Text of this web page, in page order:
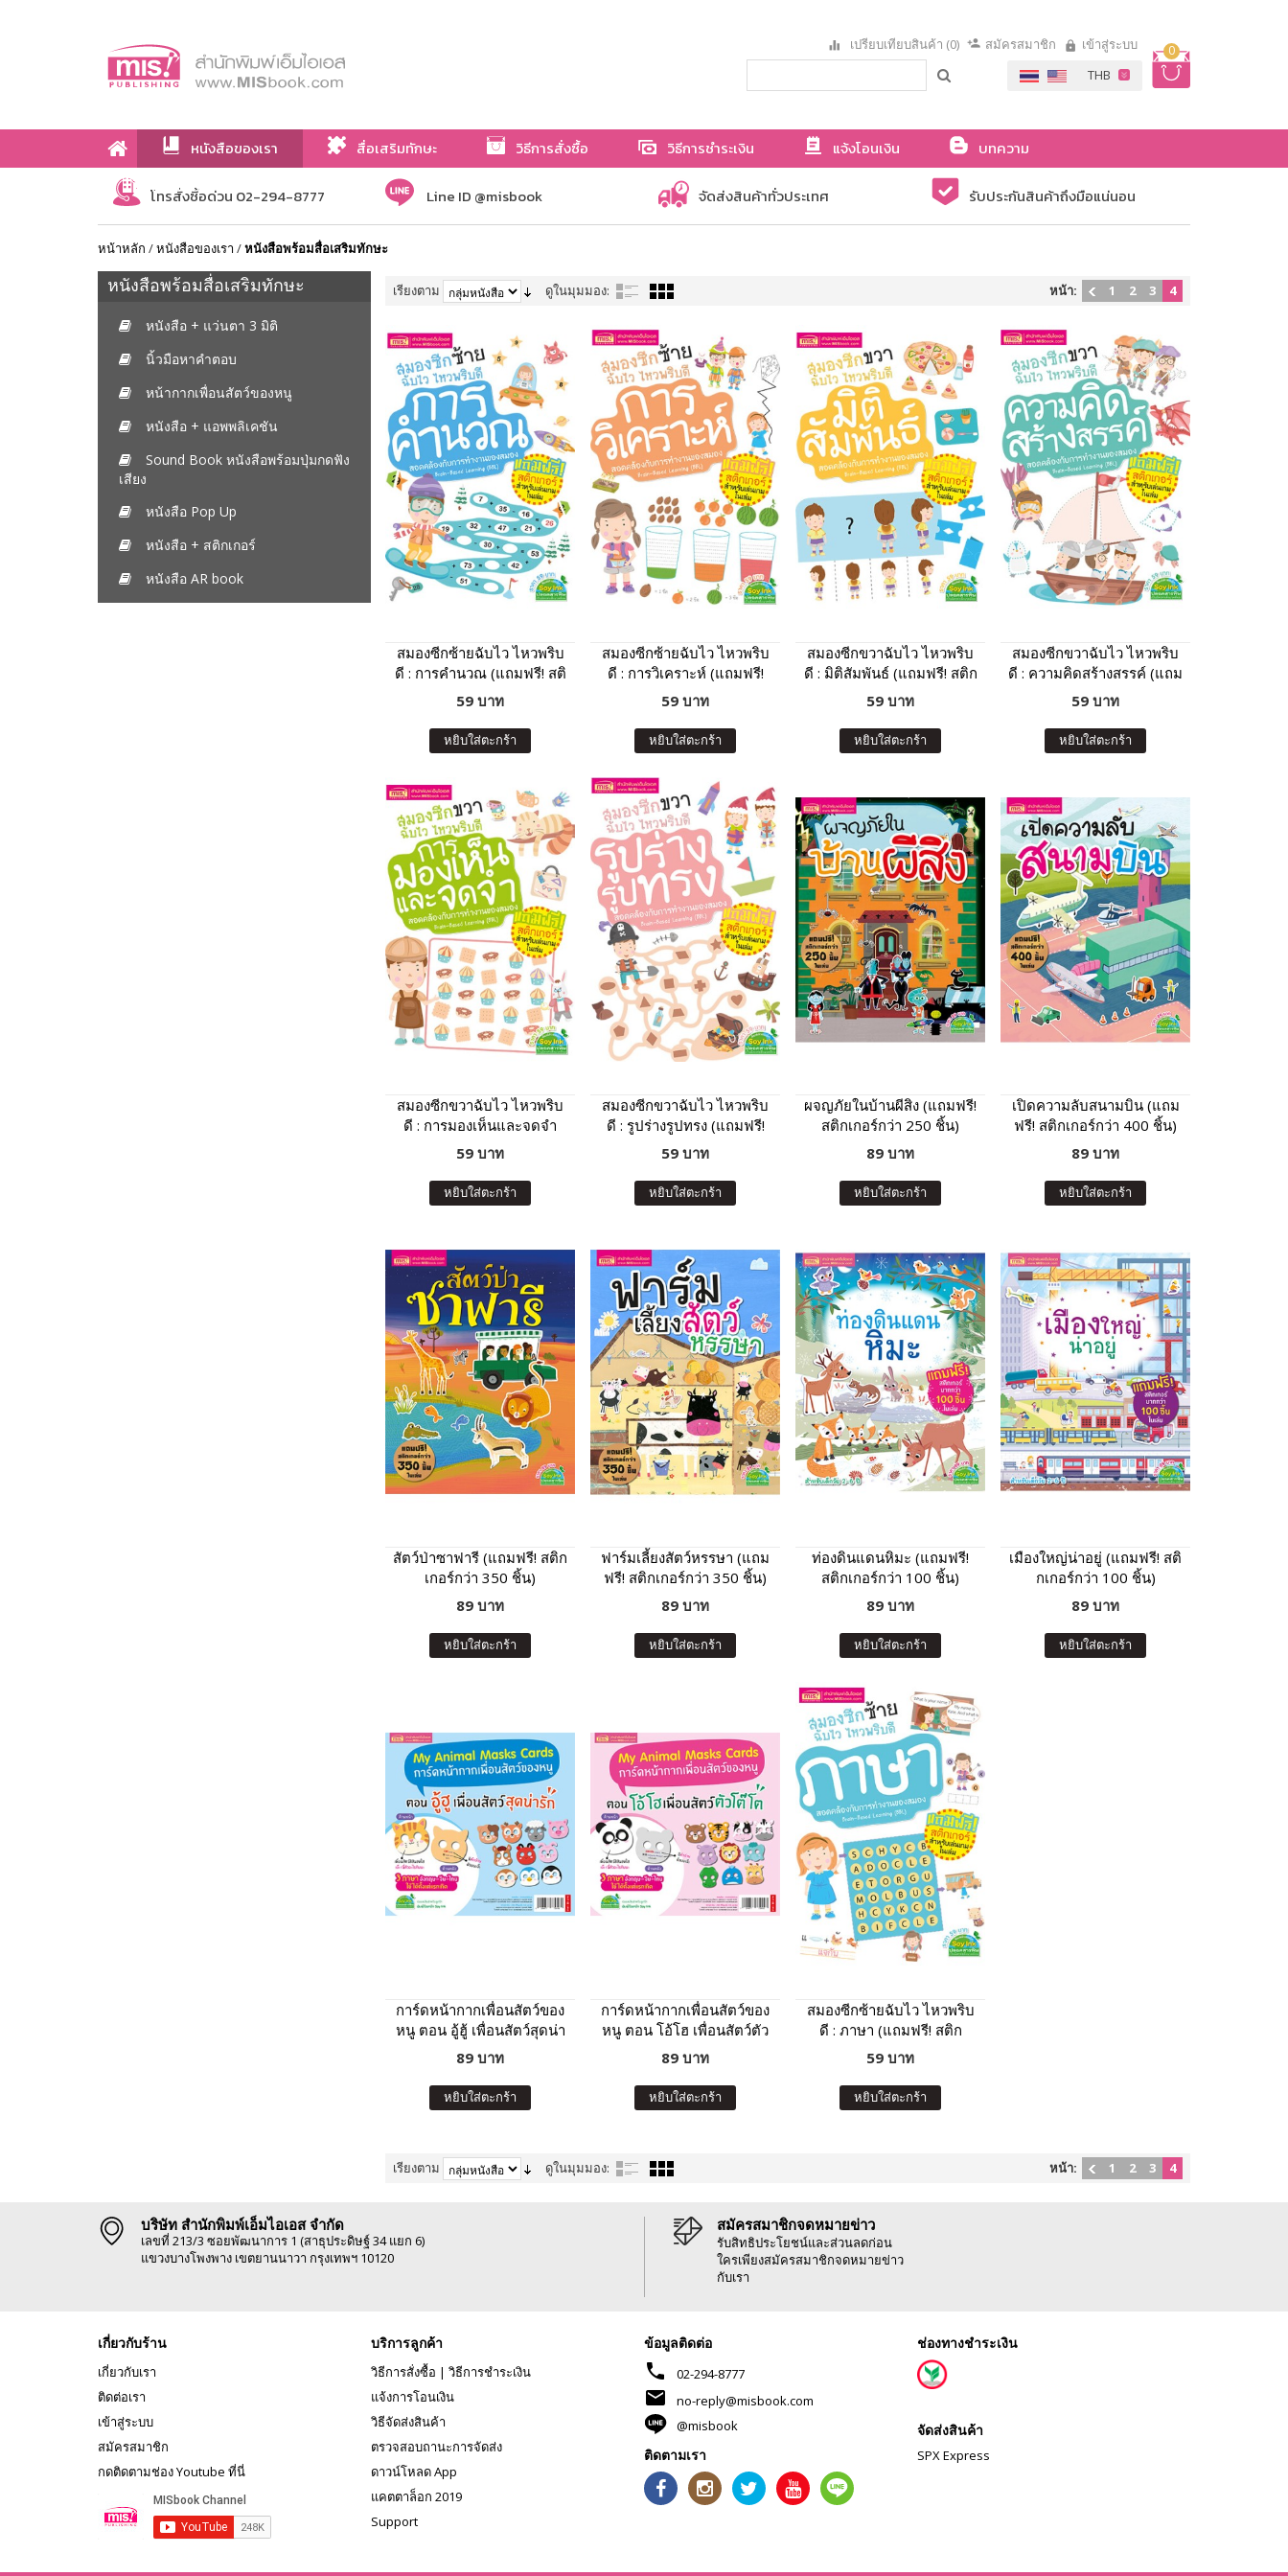
0
เปรียบเทียบสินค้า (0) สมัครสมาชิก เข้าสู่ระบบ
หนังสือของเรา สื่อเสริมทักษะ วิธีการสั่งซื้อ วิธีการชำระเงิน แจ้งโอนเงิน
บทความ
เกี่ยวกับเรา
โทรสั่งซื้อด่วน 02-294-8777 Line ID @misbook จัดส่งสินค้าทั่วประเทศ รับประกันสินค้าถึงมือแน่นอน
หน้าหลัก /หนังสือของเรา /หนังสือพร้อมสื่อเสริมทักษะ
หนังสือพร้อมสื่อเสริมทักษะ
หนังสือ + แว่นตา 3 มิติ
นิ้วมือหาคำตอบ
หน้ากากเพื่อนสัตว์ของหนู
หนังสือ + แอพพลิเคชัน
Sound Book หนังสือพร้อมปุ่มกดฟัง
เสียง
หนังสือ Pop Up
หนังสือ + สติกเกอร์
หนังสือ AR book
เรียงตาม ดูในมุมมอง: หน้า: 1 2 3 4
สมองซีกซ้ายฉับไว ไหวพริบ
ดี : การคำนวณ (แถมฟรี! สติ
กเกอร์)
59 บาท
หยิบใส่ตะกร้า
สมองซีกซ้ายฉับไว ไหวพริบ
ดี : การวิเคราะห์ (แถมฟรี!
สติกเกอร์)
59 บาท
หยิบใส่ตะกร้า
สมองซีกขวาฉับไว ไหวพริบ
ดี : มิติสัมพันธ์ (แถมฟรี! สติก
เกอร์)
59 บาท
หยิบใส่ตะกร้า
สมองซีกขวาฉับไว ไหวพริบ
ดี : ความคิดสร้างสรรค์ (แถม
ฟรี! สติกเกอร์)
59 บาท
หยิบใส่ตะกร้า
สมองซีกขวาฉับไว ไหวพริบ
ดี : การมองเห็นและจดจำ
(แถมฟรี! สติกเกอร์)
59 บาท
หยิบใส่ตะกร้า
สมองซีกขวาฉับไว ไหวพริบ
ดี : รูปร่างรูปทรง (แถมฟรี!
สติกเกอร์)
59 บาท
หยิบใส่ตะกร้า
ผจญภัยในบ้านผีสิง (แถมฟรี!
สติกเกอร์กว่า 250 ชิ้น)
89 บาท
หยิบใส่ตะกร้า
เปิดความลับสนามบิน (แถม
ฟรี! สติกเกอร์กว่า 400 ชิ้น)
89 บาท
หยิบใส่ตะกร้า
สัตว์ป่าซาฟารี (แถมฟรี! สติก
เกอร์กว่า 350 ชิ้น)
89 บาท
หยิบใส่ตะกร้า
ฟาร์มเลี้ยงสัตว์หรรษา (แถม
ฟรี! สติกเกอร์กว่า 350 ชิ้น)
89 บาท
หยิบใส่ตะกร้า
ท่องดินแดนหิมะ (แถมฟรี!
สติกเกอร์กว่า 100 ชิ้น)
89 บาท
หยิบใส่ตะกร้า
เมืองใหญ่น่าอยู่ (แถมฟรี! สติ
กเกอร์กว่า 100 ชิ้น)
89 บาท
หยิบใส่ตะกร้า
การ์ดหน้ากากเพื่อนสัตว์ของ
หนู ตอน อู้ฮู้ เพื่อนสัตว์สุดน่า
รัก
89 บาท
หยิบใส่ตะกร้า
การ์ดหน้ากากเพื่อนสัตว์ของ
หนู ตอน โอ้โฮ เพื่อนสัตว์ตัว
โต๊โต
89 บาท
หยิบใส่ตะกร้า
สมองซีกซ้ายฉับไว ไหวพริบ
ดี : ภาษา (แถมฟรี! สติก
เกอร์)
59 บาท
หยิบใส่ตะกร้า
เรียงตาม ดูในมุมมอง: หน้า: 1 2 3 4
บริษัท สำนักพิมพ์เอ็มไอเอส จำกัด
เลขที่ 213/3 ซอยพัฒนาการ 1 (สาธุประดิษฐ์ 34 แยก 6)
แขวงบางโพงพาง เขตยานนาวา กรุงเทพฯ 10120
สมัครสมาชิกจดหมายข่าว
รับสิทธิประโยชน์และส่วนลดก่อน
ใครเพียงสมัครสมาชิกจดหมายข่าว
กับเรา
เกี่ยวกับร้าน
เกี่ยวกับเรา
ติดต่อเรา
เข้าสู่ระบบ
สมัครสมาชิก
กดติดตามช่อง Youtube ที่นี่
บริการลูกค้า
วิธีการสั่งซื้อ | วิธีการชำระเงิน
แจ้งการโอนเงิน
วิธีจัดส่งสินค้า
ตรวจสอบถานะการจัดส่ง
ดาวน์โหลด App
แคตตาล็อก 2019
Support
ข้อมูลติดต่อ
phone 02-294-8777
mail
no-reply@misbook.com
@misbook
ติดตามเรา
ช่องทางชำระเงิน
จัดส่งสินค้า
SPX Express